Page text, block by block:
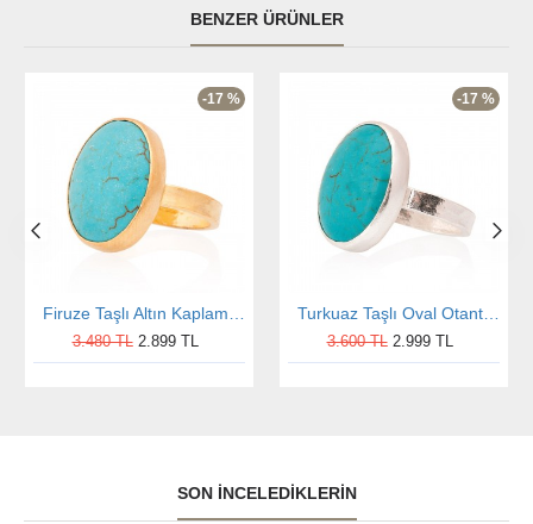
BENZER ÜRÜNLER
-17 %
3.480 TL 2.899 TL
-17 %
3.600 TL 2.999 TL
SON İNCELEDIKLERIN